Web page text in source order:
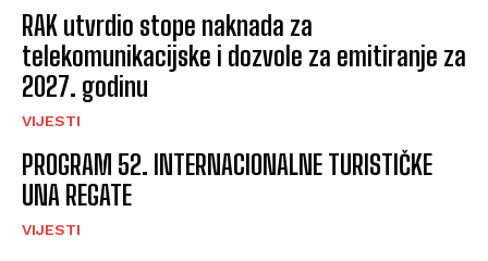
RAK utvrdio stope naknada za
telekomunikacijske i dozvole za emitiranje za
2027. godinu
VIJESTI
PROGRAM 52. INTERNACIONALNE TURISTIČKE
UNA REGATE
VIJESTI